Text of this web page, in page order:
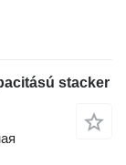
stacker